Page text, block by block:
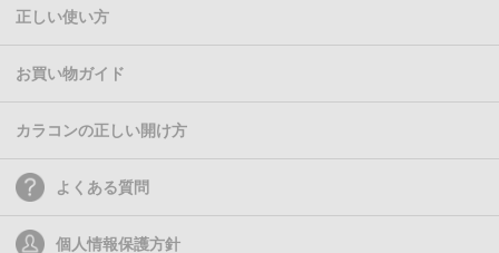
正しい使い方
お買い物ガイド
カラコンの正しい開け方
よくある質問
個人情報保護方針